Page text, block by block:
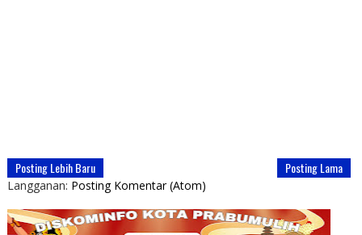
Posting Lebih Baru Posting Lama
Langganan: Posting Komentar (Atom)